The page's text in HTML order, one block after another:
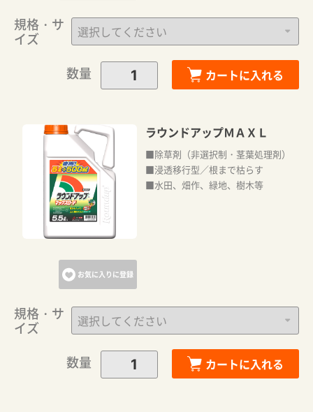
規格・サ
イズ
数量
カートに入れる
お気に入りに登録
ラウンドアップＭＡＸＬ
■除草剤（非選択制・茎葉処理剤）
■浸透移行型／根まで枯らす
■水田、畑作、緑地、樹木等
規格・サ
イズ
数量
カートに入れる